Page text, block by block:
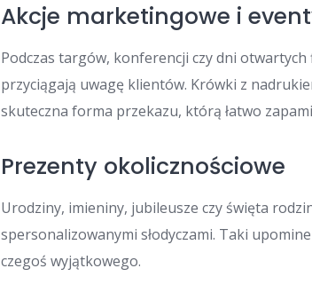
Akcje marketingowe i
Podczas targów, konferencji czy dni
przyciągają uwagę klientów. Krówki z
skuteczna forma przekazu, którą łatwo
Prezenty okolicznościowe
Urodziny, imieniny, jubileusze czy święta
spersonalizowanymi słodyczami. Taki
czegoś wyjątkowego.